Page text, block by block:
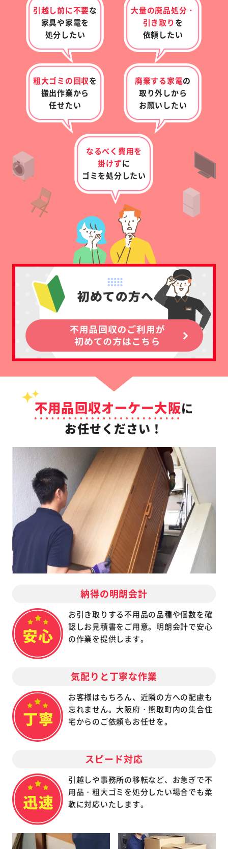
引越し前に不要な
家具や家電を
処分したい
大量の廃品処分・
引き取りを
依頼したい
粗大ゴミの回収を
搬出作業から
任せたい
廃棄する家電の
取り外しから
お願いしたい
なるべく費用を
掛けずに
ゴミを処分したい
不用品回収オーケー大阪に
お任せください！
納得の明朗会計
お引き取りする不用品の品種や個数を確
認しお見積書をご用意。明朗会計で安心
の作業を提供します。
気配りと丁寧な作業
お客様はもちろん、近隣の方への配慮も
忘れません。大阪府・熊取町内の集合住
宅からのご依頼もお任せを。
スピード対応
引越しや事務所の移転など、お急ぎで不
用品・粗大ゴミを処分したい場合でも柔
軟に対応いたします。